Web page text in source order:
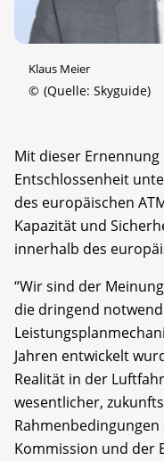
Klaus Meier
© (Quelle: Skyguide)
Mit dieser
Entschlossenheit
des europäischen
Kapazität und
innerhalb des
“Wir sind der
die dringend
Jahren entwickelt
Realität in der
wesentlicher,
Kommission und der